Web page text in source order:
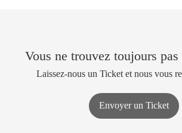
Vous ne trouvez toujours pas
Laissez-nous un Ticket et nous vous
Envoyer un Ticket